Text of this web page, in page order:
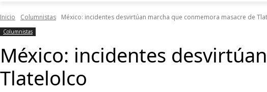
Inicio Columnistas México: incidentes desvirtúan marcha que conmemora masacre de
Columnistas
México: incidentes
Tlatelolco